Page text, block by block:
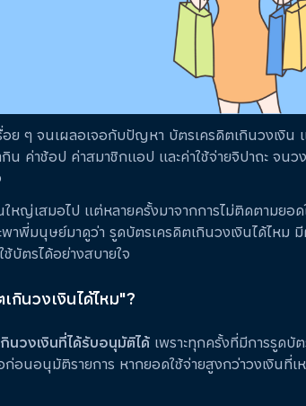
ย ๆ จนเผลอเจอกับปัญหา บัตรเครดิตเกินวงเงิน
น ค่าช้อป ค่าสมาชิกแอป และค่าใช้จ่ายจิปาถะ จนว
หญ่เสมอไป แต่หลายครั้งมาจากการไม่ติดตามยอด
าพี่มนุษย์มาดูว่า รูดบัตรเครดิตเกินวงเงินได้ไหม
บัตรได้อย่างสบายใจ
กินวงเงินได้ไหม"?
นวงเงินที่ได้รับอนุมัติได้ เพราะทุกครั้งที่มีการรูดบั
ก่อนอนุมัติรายการ หากยอดใช้จ่ายสูงกว่าวงเงินที่เ